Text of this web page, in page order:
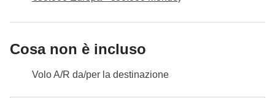
Cosa non è incluso
Volo A/R da/per la destinazione